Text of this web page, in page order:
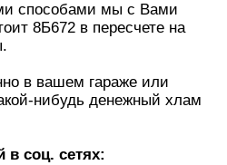
способами мы с Вами
8Б672 в пересчете на
в вашем гараже или
нибудь денежный хлам
в соц. сетях: